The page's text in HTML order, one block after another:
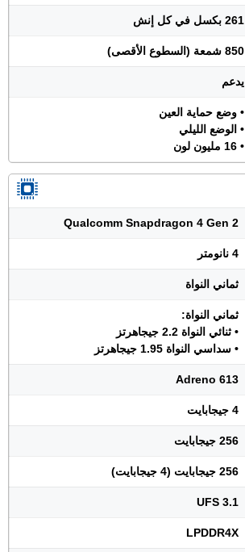
261 بكسل في كل إنش
850 شمعة (السطوع الأقصى)
يدعم
• وضع حماية العين
• الوضع الليلي
• 16 مليون لون
Qualcomm Snapdragon 4 Gen 2
4 نانومتر
ثماني النواة
ثماني النواة:
• ثنائي النواة 2.2 جيجاهرتز
• سداسي النواة 1.95 جيجاهرتز
Adreno 613
4 جيجابايت
256 جيجابايت
256 جيجابايت (4 جيجابايت)
UFS 3.1
LPDDR4X